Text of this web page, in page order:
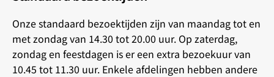
Onze standaard bezoektijden zijn van maandag tot en
met zondag van 14.30 tot 20.00 uur. Op zaterdag,
zondag en feestdagen is er een extra bezoekuur van
10.45 tot 11.30 uur. Enkele afdelingen hebben andere